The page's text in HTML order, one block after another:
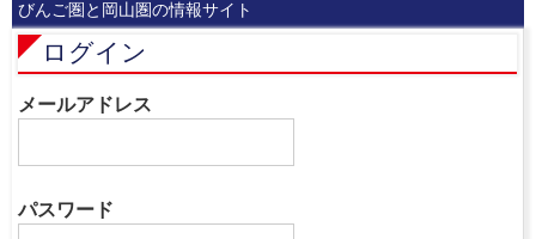
びんご圏と岡山圏の情報サイト
ログイン
メールアドレス
パスワード